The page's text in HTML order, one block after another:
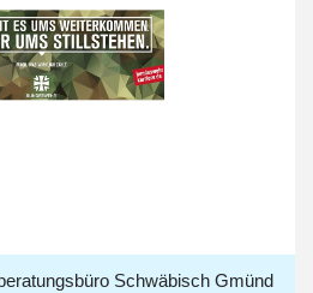
Schwäbisch Gmünd
Schwäbisch Gmünd